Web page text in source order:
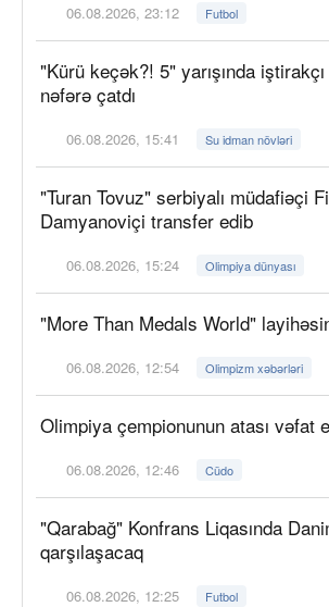
06.08.2026, 23:12 Futbol
"Kürü keçək?! 5" yarışında
nəfərə çatdı
06.08.2026, 15:41 Su idman növləri
"Turan Tovuz" serbiyalı müdafiəçi
Damyanoviçi transfer edib
06.08.2026, 15:24 Olimpiya dünyası
"More Than Medals World"
06.08.2026, 12:54 Olimpizm xəbərləri
Olimpiya çempionunun atası vəfat
06.08.2026, 12:46 Cüdo
"Qarabağ" Konfrans Liqasında
qarşılaşacaq
06.08.2026, 12:25 Futbol